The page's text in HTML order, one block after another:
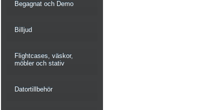
Begagnat och Demo
Billjud
Flightcases, väskor,
möbler och stativ
Datortillbehör